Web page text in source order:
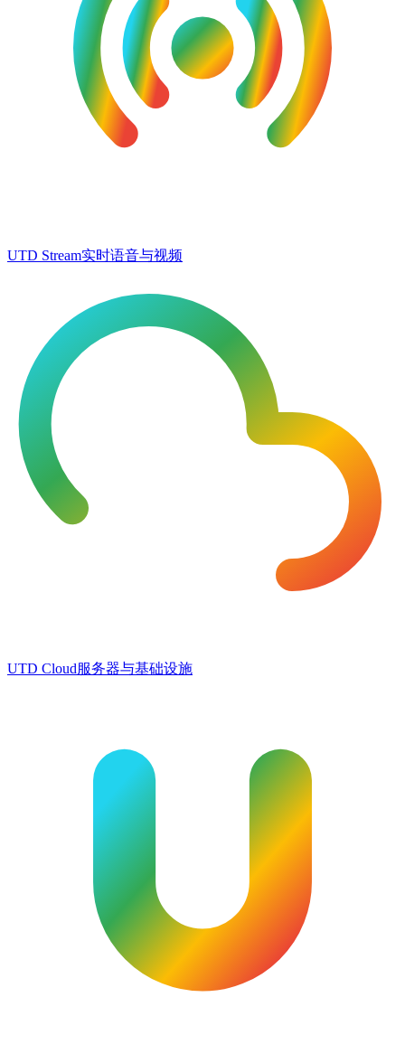
UTD Stream实时语音与视频
UTD Cloud服务器与基础设施